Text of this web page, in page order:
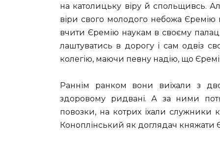
на католицьку віру й спольщивсь.
віри свого молодого небожа Єремію й
вчити Єремію наукам в своєму
лаштуватись в дорогу і сам одвіз
колегію, маючи певну надію, що
Раннім ранком вони виїхали з
здоровому ридвані. А за ними
повозки, на котрих їхали служники
Коноплінський як доглядач княжати